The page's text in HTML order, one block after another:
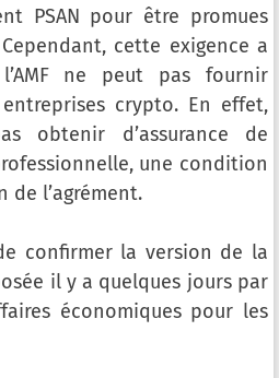
PSAN pour être promues
cette exigence a
ne peut pas fournir
entreprises crypto. En effet,
obtenir d’assurance de
une condition
de l’agrément.
confirmer la version de la
il y a quelques jours par
économiques pour les